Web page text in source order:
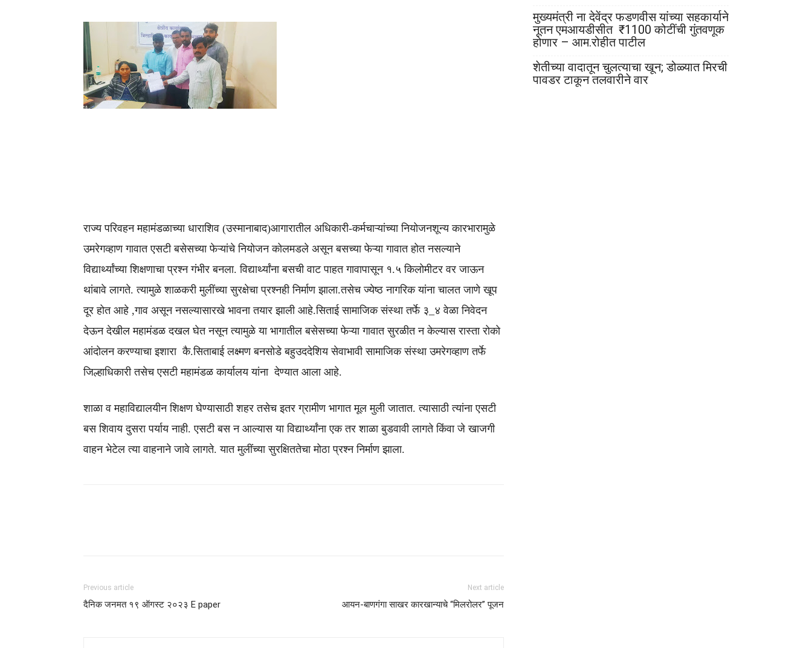
राज्य परिवहन महामंडळाच्या धाराशिव (उस्मानाबाद)आगारातील अधिकारी-कर्मचाऱ्यांच्या नियोजनशून्य कारभारामुळे
उमरेगव्हाण गावात एसटी बसेसच्या फेऱ्यांचे नियोजन कोलमडले असून बसच्या फेऱ्या गावात होत नसल्याने
विद्यार्थ्यांच्या शिक्षणाचा प्रश्न गंभीर बनला. विद्यार्थ्यांना बसची वाट पाहत गावापासून १.५ किलोमीटर वर जाऊन
थांबावे लागते. त्यामुळे शाळकरी मुलींच्या सुरक्षेचा प्रश्नही निर्माण झाला.तसेच ज्येष्ठ नागरिक यांना चालत जाणे खूप
दूर होत आहे ,गाव असून नसल्यासारखे भावना तयार झाली आहे.सिताई सामाजिक संस्था तर्फे ३_४ वेळा निवेदन
देऊन देखील महामंडळ दखल घेत नसून त्यामुळे या भागातील बसेसच्या फेऱ्या गावात सुरळीत न केल्यास रास्ता रोको
आंदोलन करण्याचा इशारा कै.सिताबाई लक्ष्मण बनसोडे बहुउददेशिय सेवाभावी सामाजिक संस्था उमरेगव्हाण तर्फे
जिल्हाधिकारी तसेच एसटी महामंडळ कार्यालय यांना देण्यात आला आहे.
शाळा व महाविद्यालयीन शिक्षण घेण्यासाठी शहर तसेच इतर ग्रामीण भागात मूल मुली जातात. त्यासाठी त्यांना एसटी
बस शिवाय दुसरा पर्याय नाही. एसटी बस न आल्यास या विद्यार्थ्यांना एक तर शाळा बुडवावी लागते किंवा जे खाजगी
वाहन भेटेल त्या वाहनाने जावे लागते. यात मुलींच्या सुरक्षिततेचा मोठा प्रश्न निर्माण झाला.
Previous article
दैनिक जनमत १९ ऑगस्ट २०२३ E paper
Next article
आयन-बाणगंगा साखर कारखान्याचे “मिलरोलर” पूजन
मुख्यमंत्री ना देवेंद्र फडणवीस यांच्या सहकार्याने
नूतन एमआयडीसीत ₹1100 कोटींची गुंतवणूक
होणार – आम.रोहीत पाटील
शेतीच्या वादातून चुलत्याचा खून; डोळ्यात मिरची
पावडर टाकून तलवारीने वार